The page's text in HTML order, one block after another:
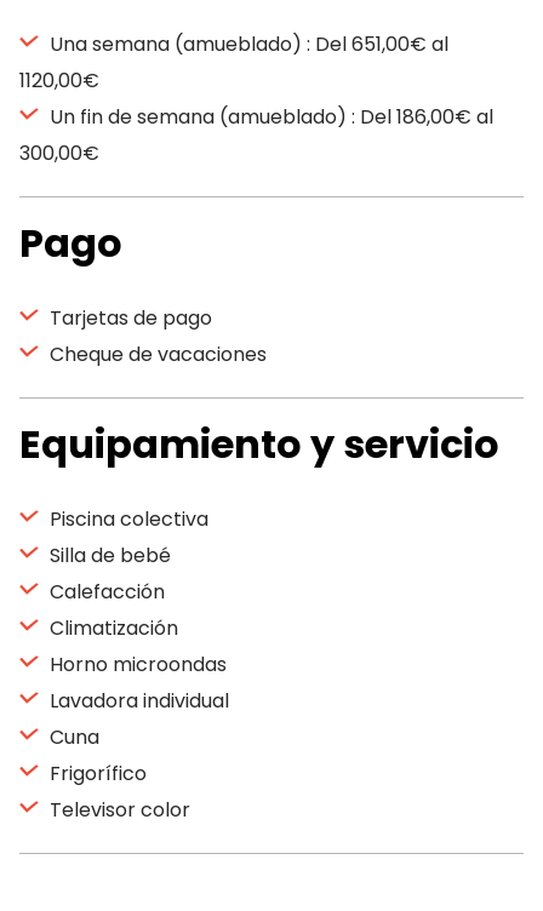
Una semana (amueblado) : Del 651,00€ al
1120,00€
Un fin de semana (amueblado) : Del 186,00€ al
300,00€
Pago
Tarjetas de pago
Cheque de vacaciones
Equipamiento y servicio
Piscina colectiva
Silla de bebé
Calefacción
Climatización
Horno microondas
Lavadora individual
Cuna
Frigorífico
Televisor color